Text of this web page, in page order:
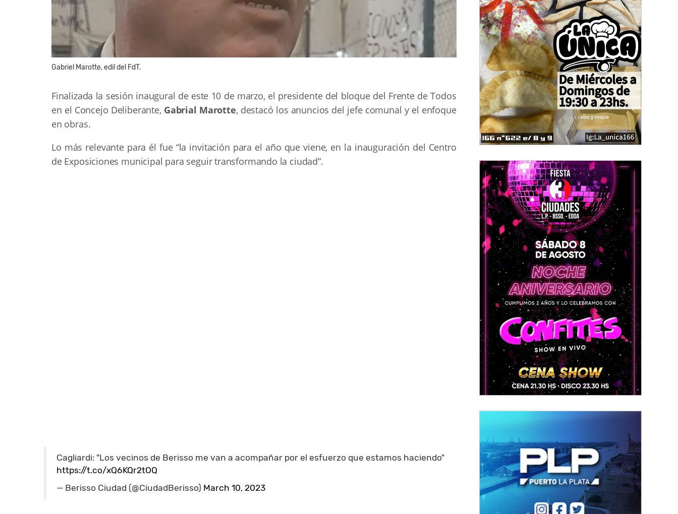
Gabriel Marotte, edil del FdT.
Finalizada la sesión inaugural de este 10 de marzo, el presidente del bloque del Frente de Todos
en el Concejo Deliberante, Gabrial Marotte, destacó los anuncios del jefe comunal y el enfoque
en obras.
Lo más relevante para él fue “la invitación para el año que viene, en la inauguración del Centro
de Exposiciones municipal para seguir transformando la ciudad”.
Cagliardi: "Los vecinos de Berisso me van a acompañar por el esfuerzo que estamos haciendo"
https://t.co/xQ6KQr2tOQ
— Berisso Ciudad (@CiudadBerisso) March 10, 2023